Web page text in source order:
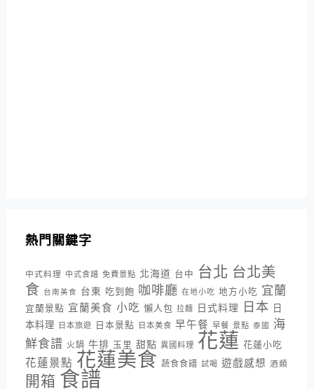
熱門關鍵字
中式料理 中式食譜 免費景點 北海道 台中 台北 台北美
食 台南美食 台東 吃到飽 咖啡廳 在地小吃 地方小吃 宜蘭
宜蘭景點 宜蘭美食 小吃 懶人包 拉麵 日式料理 日本 日
本料理
日本旅遊 日本景點 日本美食 早午餐 早餐 景點 泰國
海
鮮食譜 火鍋 牛排 玉里 甜點 異國料理 花蓮 花蓮小吃
花蓮景點 花蓮美食 蔬食食譜 試喝 遊戲感想 酒類
開箱 食譜